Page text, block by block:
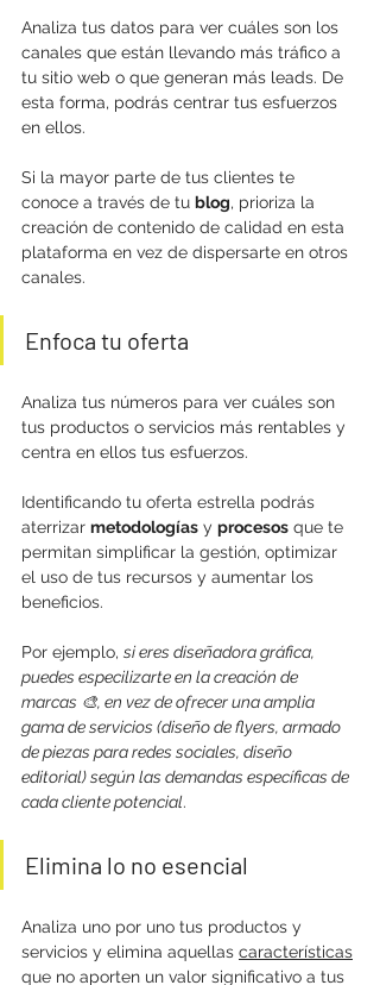
Analiza tus datos para ver cuáles son los
canales que están llevando más tráfico a
tu sitio web o que generan más leads. De
esta forma, podrás centrar tus esfuerzos
en ellos.
Si la mayor parte de tus clientes te
conoce a través de tu blog, prioriza la
creación de contenido de calidad en esta
plataforma en vez de dispersarte en otros
canales.
Enfoca tu oferta
Analiza tus números para ver cuáles son
tus productos o servicios más rentables y
centra en ellos tus esfuerzos.
Identificando tu oferta estrella podrás
aterrizar metodologías y procesos que te
permitan simplificar la gestión, optimizar
el uso de tus recursos y aumentar los
beneficios.
Por ejemplo, si eres diseñadora gráfica,
puedes especilizarte en la creación de
marcas 🎨, en vez de ofrecer una amplia
gama de servicios (diseño de flyers, armado
de piezas para redes sociales, diseño
editorial) según las demandas específicas de
cada cliente potencial.
Elimina lo no esencial
Analiza uno por uno tus productos y
servicios y elimina aquellas características
que no aporten un valor significativo a tus